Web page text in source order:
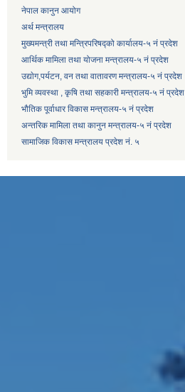
नेपाल कानुन आयोग
अर्थ मन्त्रालय
मुख्यमन्त्री तथा मन्त्रिपरिषद्को कार्यालय-५ नं प्रदेश
आर्थिक मामिला तथा योजना मन्त्रालय-५ नं प्रदेश
उद्याेग,पर्यटन, वन तथा वातावरण मन्त्रालय-५ नं प्रदेश
भुमि व्यवस्था , कृषि तथा सहकारी मन्त्रालय-५ नं प्रदेश
भौतिक पूर्वाधार विकास मन्त्रालय-५ नं प्रदेश
अन्तरिक मामिला तथा कानुन मन्त्रालय-५ नं प्रदेश
सामाजिक विकास मन्त्रालय प्रदेश नं. ५